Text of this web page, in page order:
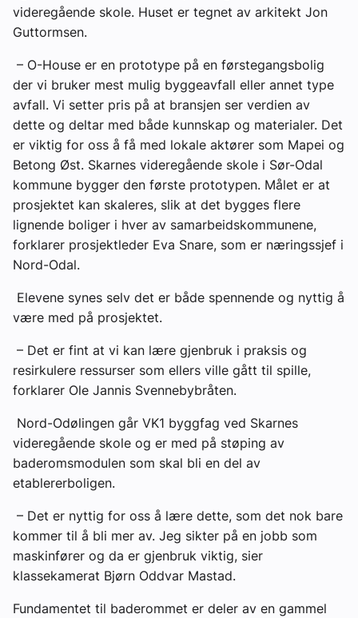
videregående skole. Huset er tegnet av arkitekt Jon
Guttormsen.
– O-House er en prototype på en førstegangsbolig
der vi bruker mest mulig byggeavfall eller annet type
avfall. Vi setter pris på at bransjen ser verdien av
dette og deltar med både kunnskap og materialer. Det
er viktig for oss å få med lokale aktører som Mapei og
Betong Øst. Skarnes videregående skole i Sør-Odal
kommune bygger den første prototypen. Målet er at
prosjektet kan skaleres, slik at det bygges flere
lignende boliger i hver av samarbeidskommunene,
forklarer prosjektleder Eva Snare, som er næringssjef i
Nord-Odal.
Elevene synes selv det er både spennende og nyttig å
være med på prosjektet.
– Det er fint at vi kan lære gjenbruk i praksis og
resirkulere ressurser som ellers ville gått til spille,
forklarer Ole Jannis Svennebybråten.
Nord-Odølingen går VK1 byggfag ved Skarnes
videregående skole og er med på støping av
baderomsmodulen som skal bli en del av
etablererboligen.
– Det er nyttig for oss å lære dette, som det nok bare
kommer til å bli mer av. Jeg sikter på en jobb som
maskinfører og da er gjenbruk viktig, sier
klassekamerat Bjørn Oddvar Mastad.
Fundamentet til baderommet er deler av en gammel